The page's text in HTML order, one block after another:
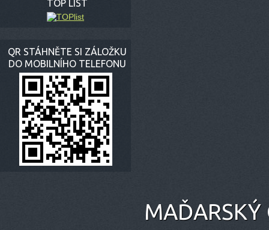
MAĎARSKÝ
TOP LIST
QR STÁHNĚTE SI ZÁLOŽKU
DO MOBILNÍHO TELEFONU